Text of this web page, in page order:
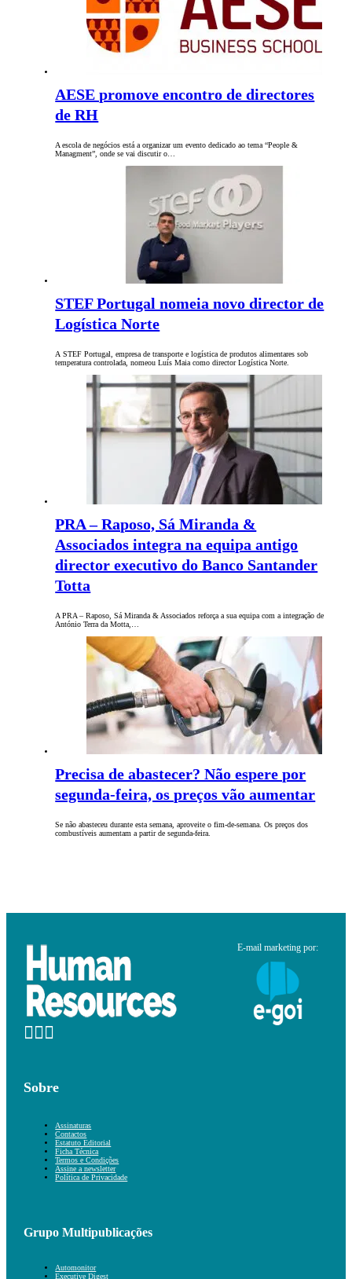
AESE promove encontro de directores
de RH
A escola de negócios está a organizar um evento dedicado ao tema “People &
Managment”, onde se vai discutir o…
STEF Portugal nomeia novo director de
Logística Norte
A STEF Portugal, empresa de transporte e logística de produtos alimentares sob
temperatura controlada, nomeou Luís Maia como director Logística Norte.
PRA – Raposo, Sá Miranda &
Associados integra na equipa antigo
director executivo do Banco Santander
Totta
A PRA – Raposo, Sá Miranda & Associados reforça a sua equipa com a integração de
António Terra da Motta,…
Precisa de abastecer? Não espere por
segunda-feira, os preços vão aumentar
Se não abasteceu durante esta semana, aproveite o fim-de-semana. Os preços dos
combustíveis aumentam a partir de segunda-feira.
E-mail marketing por:
Sobre
Assinaturas
Contactos
Estatuto Editorial
Ficha Técnica
Termos e Condições
Assine a newsletter
Política de Privacidade
Grupo Multipublicações
Automonitor
Executive Digest